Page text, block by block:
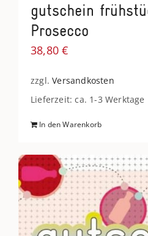
gutschein
Prosecco
38,80€
zzgl.Versandkosten
Lieferzeit: ca. 1-3 Werktage
In den Warenkorb